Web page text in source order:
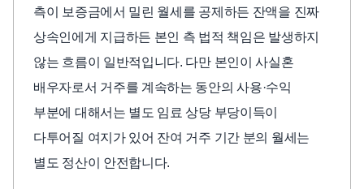
측이 보증금에서 밀린 월세를 공제하든 잔액을 진짜
상속인에게 지급하든 본인 측 법적 책임은 발생하지
않는 흐름이 일반적입니다. 다만 본인이 사실혼
배우자로서 거주를 계속하는 동안의 사용·수익
부분에 대해서는 별도 임료 상당 부당이득이
다투어질 여지가 있어 잔여 거주 기간 분의 월세는
별도 정산이 안전합니다.